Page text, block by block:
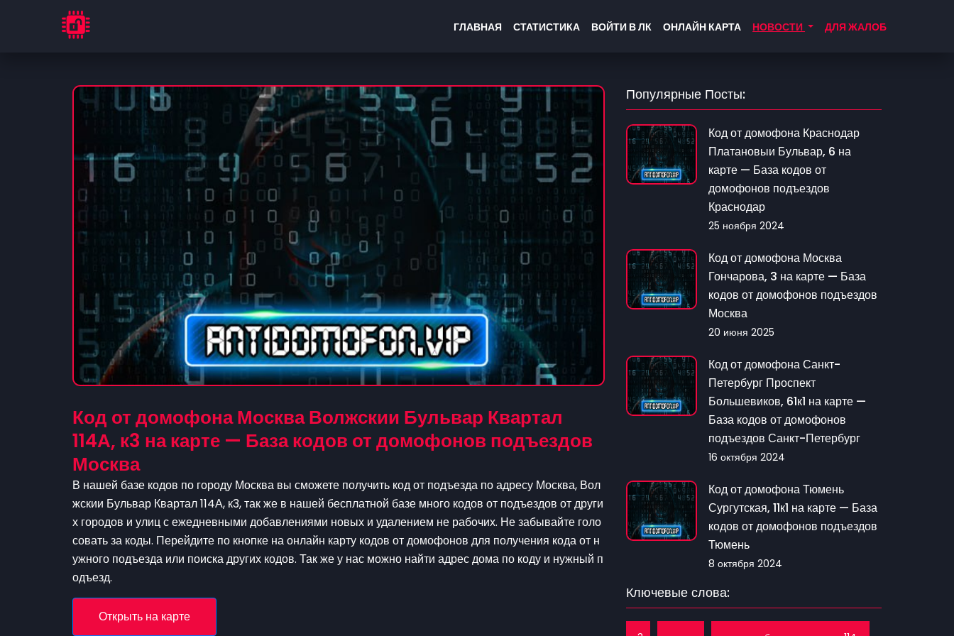
ГЛАВНАЯ СТАТИСТИКА ВОЙТИ В ЛК ОНЛАЙН КАРТА НОВОСТИ ДЛЯ ЖАЛОБ
Код от домофона Москва Волжскии Бульвар Квартал
114А, к3 на карте — База кодов от домофонов подъездов
Москва
В нашей базе кодов по городу Москва вы сможете получить код от подъезда по адресу Москва, Вол
жскии Бульвар Квартал 114А, к3, так же в нашей бесплатной базе много кодов от подъездов от други
х городов и улиц с ежедневными добавлениями новых и удалением не рабочих. Не забывайте голо
совать за коды. Перейдите по кнопке на онлайн карту кодов от домофонов для получения кода от н
ужного подъезда или поиска других кодов. Так же у нас можно найти адрес дома по коду и нужный п
одъезд.
Открыть на карте
Популярные Посты:
Код от домофона Краснодар
Платановыи Бульвар, 6 на
карте — База кодов от
домофонов подъездов
Краснодар
25 ноября 2024
Код от домофона Москва
Гончарова, 3 на карте — База
кодов от домофонов подъездов
Москва
20 июня 2025
Код от домофона Санкт-
Петербург Проспект
Большевиков, 61к1 на карте —
База кодов от домофонов
подъездов Санкт-Петербург
16 октября 2024
Код от домофона Тюмень
Сургутская, 11к1 на карте — База
кодов от домофонов подъездов
Тюмень
8 октября 2024
Ключевые слова: